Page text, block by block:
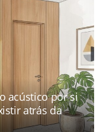
acústico por si
atrás da